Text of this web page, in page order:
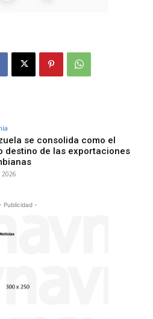
se consolida como el
destino de las exportaciones
2026
Publicidad -